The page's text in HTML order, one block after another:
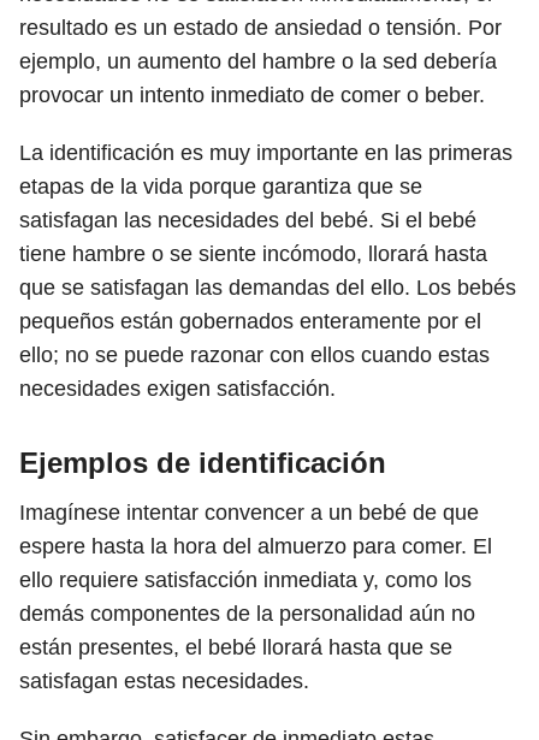
resultado es un estado de ansiedad o tensión. Por
ejemplo, un aumento del hambre o la sed debería
provocar un intento inmediato de comer o beber.
La identificación es muy importante en las primeras
etapas de la vida porque garantiza que se
satisfagan las necesidades del bebé. Si el bebé
tiene hambre o se siente incómodo, llorará hasta
que se satisfagan las demandas del ello. Los bebés
pequeños están gobernados enteramente por el
ello; no se puede razonar con ellos cuando estas
necesidades exigen satisfacción.
Ejemplos de identificación
Imagínese intentar convencer a un bebé de que
espere hasta la hora del almuerzo para comer. El
ello requiere satisfacción inmediata y, como los
demás componentes de la personalidad aún no
están presentes, el bebé llorará hasta que se
satisfagan estas necesidades.